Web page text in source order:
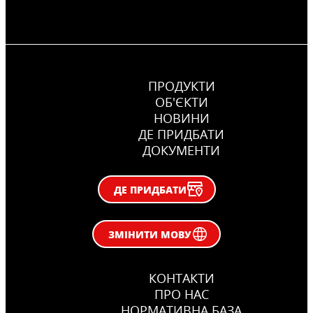
ПРОДУКТИ
ОБ'ЄКТИ
НОВИНИ
ДЕ ПРИДБАТИ
ДОКУМЕНТИ
ДЕ ПРИДБАТИ
ЗМІНИТИ МОВУ
КОНТАКТИ
ПРО НАС